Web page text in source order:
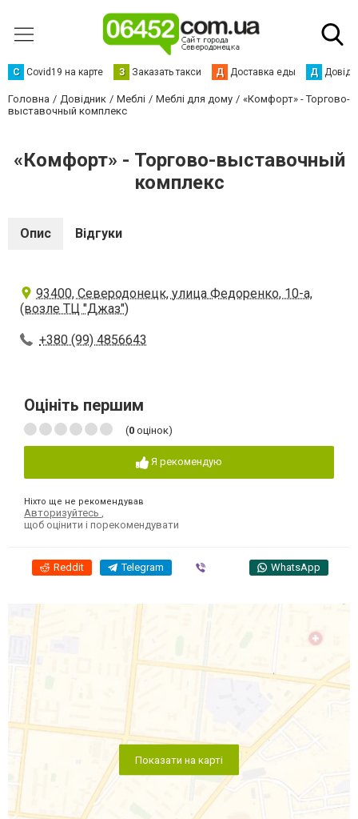
С Сovid19 на карте З Заказать такси Д Доставка еды Д
Головна Довідник Меблі Меблі для дому
«Комфорт» - Торгово-
выставочный комплекс
«Комфорт» - Торгово-выставочный
комплекс
Опис Відгуки
93400, Северодонецк, улица Федоренко, 10-а,
(возле ТЦ "Джаз")
+380 (99) 4856643
Оцініть першим
(0 оцінок)
Я рекомендую
Ніхто ще не рекомендував
Авторизуйтесь
щоб оцінити і порекомендувати
Reddit Telegram WhatsApp
Показати на карті